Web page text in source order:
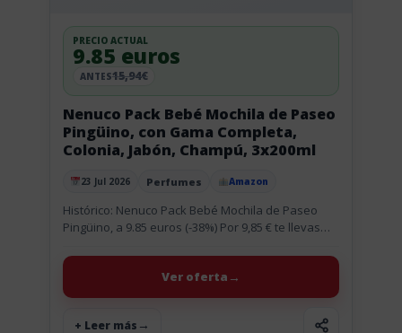
Publicado el
23 Jul 2026 Perfumes Amazon
Nenuco Pack Bebé Mochila de Paseo
Pingüino, con Gama Completa,
Colonia, Jabón, Champú, 3x200ml
PRECIO ACTUAL
9.85 euros
ANTES15,94€
Histórico: Nenuco Pack Bebé Mochila de Paseo
Pingüino, a 9.85 euros (-38%) Por 9,85 € te llevas
+ Leer más
Ver oferta